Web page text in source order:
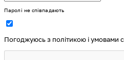
Паролі не співпадають
Погоджуюсь з політикою і умовами